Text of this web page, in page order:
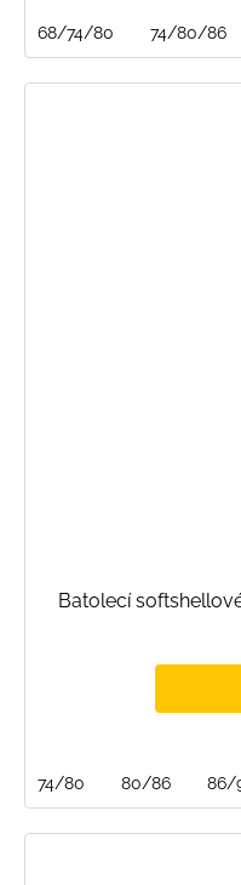
68/74/80 74/80/86
Batolecí
74/80 80/86 86/